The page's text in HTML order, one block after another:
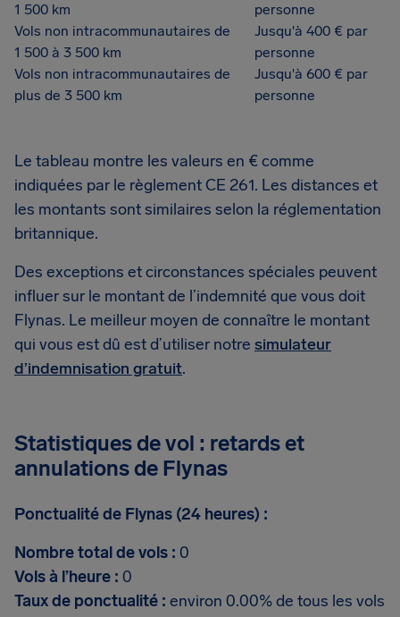
1 500 km
personne
Vols non intracommunautaires de
1 500 à 3 500 km
Jusqu'à 400 € par
personne
Vols non intracommunautaires de
plus de 3 500 km
Jusqu'à 600 € par
personne
Le tableau montre les valeurs en € comme
indiquées par le règlement CE 261. Les distances et
les montants sont similaires selon la réglementation
britannique.
Des exceptions et circonstances spéciales peuvent
influer sur le montant de l’indemnité que vous doit
Flynas. Le meilleur moyen de connaître le montant
qui vous est dû est d’utiliser notre simulateur
d’indemnisation gratuit.
Statistiques de vol : retards et
annulations de Flynas
Ponctualité de Flynas (24 heures) :
Nombre total de vols : 0
Vols à l’heure : 0
Taux de ponctualité : environ 0.00% de tous les vols